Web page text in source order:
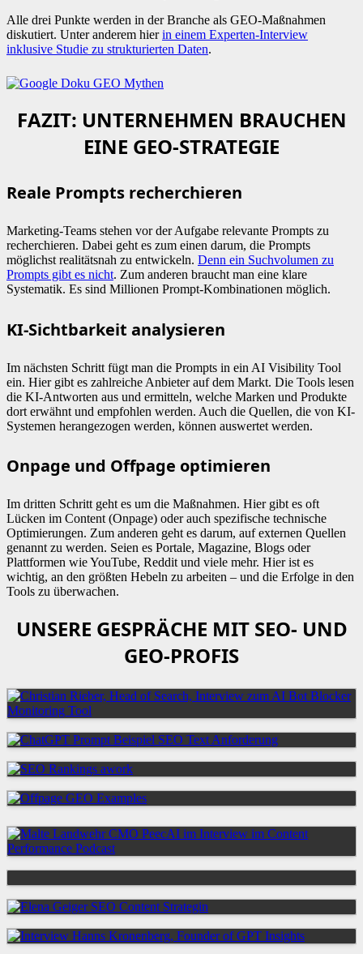
Alle drei Punkte werden in der Branche als GEO-Maßnahmen
diskutiert. Unter anderem hierin einem Experten-Interview
inklusive Studie zu strukturierten Daten.
FAZIT: UNTERNEHMEN BRAUCHEN
EINE GEO-STRATEGIE
Reale Prompts recherchieren
Marketing-Teams stehen vor der Aufgabe relevante Prompts zu
recherchieren. Dabei geht es zum einen darum, die Prompts
möglichst realitätsnah zu entwickeln. Denn ein Suchvolumen zu
Prompts gibt es nicht. Zum anderen braucht man eine klare
Systematik. Es sind Millionen Prompt-Kombinationen möglich.
KI-Sichtbarkeit analysieren
Im nächsten Schritt fügt man die Prompts in ein AI Visibility Tool
ein. Hier gibt es zahlreiche Anbieter auf dem Markt. Die Tools lesen
die KI-Antworten aus und ermitteln, welche Marken und Produkte
dort erwähnt und empfohlen werden. Auch die Quellen, die von KI-
Systemen herangezogen werden, können auswertet werden.
Onpage und Offpage optimieren
Im dritten Schritt geht es um die Maßnahmen. Hier gibt es oft
Lücken im Content (Onpage) oder auch spezifische technische
Optimierungen. Zum anderen geht es darum, auf externen Quellen
genannt zu werden. Seien es Portale, Magazine, Blogs oder
Plattformen wie YouTube, Reddit und viele mehr. Hier ist es
wichtig, an den größten Hebeln zu arbeiten – und die Erfolge in den
Tools zu überwachen.
UNSERE GESPRÄCHE MIT SEO- UND
GEO-PROFIS